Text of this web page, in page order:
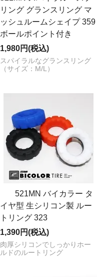
リング グランスリング マ
ッシュルームシェイプ 359
ボールポイント付き
1,980円(税込)
スパイラルなグランスリング
（サイズ：M/L）
521MN バイカラー タ
イヤ型 生シリコン製 ルー
トリング 323
1,390円(税込)
肉厚シリコンでしっかりホー
ルドのルートリング